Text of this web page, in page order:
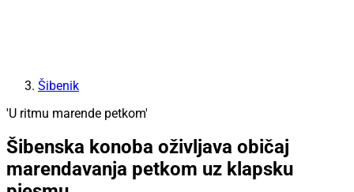
Šibenik
'U ritmu marende petkom'
Šibenska konoba oživljava običaj
marendavanja petkom uz klapsku